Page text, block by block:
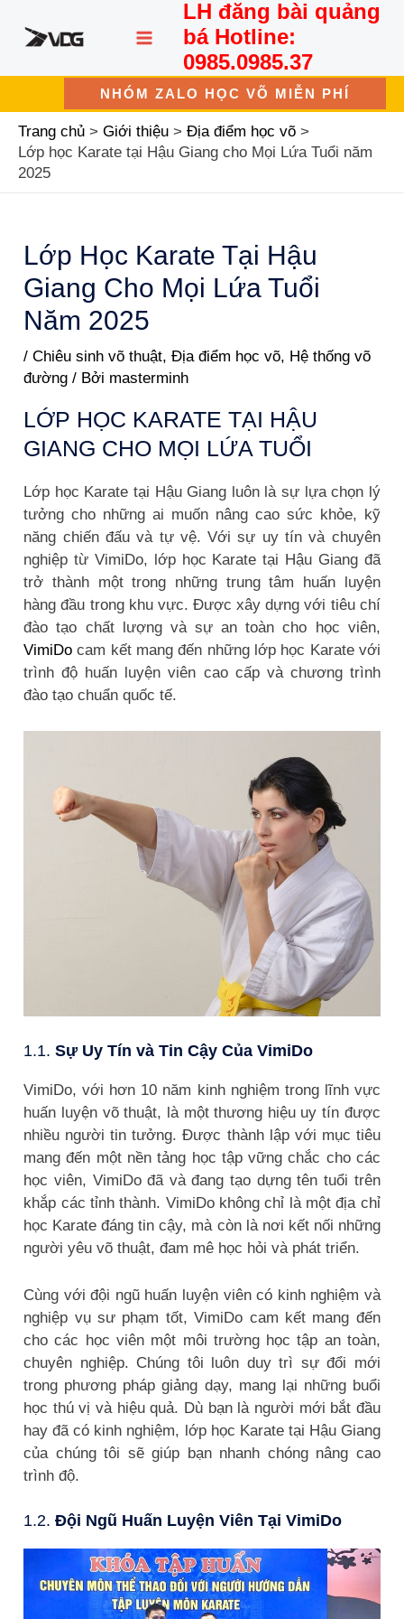
dung
MAIN
MENU
LH đăng bài quảng
bá Hotline:
0985.0985.37
NHÓM ZALO HỌC VÕ MIỄN PHÍ
Trang chủ Giới thiệu
Địa điểm học võ
Lớp học Karate tại Hậu Giang cho Mọi Lứa Tuổi năm
2025
Lớp Học Karate Tại Hậu
Giang Cho Mọi Lứa Tuổi
Năm 2025
/Chiêu sinh võ thuật,Địa điểm học võ, Hệ thống võ
đường / Bởi masterminh
LỚP HỌC KARATE TẠI HẬU
GIANG CHO MỌI LỨA TUỔI
Lớp học Karate tại Hậu Giang luôn là sự lựa chọn lý
tưởng cho những ai muốn nâng cao sức khỏe, kỹ
năng chiến đấu và tự vệ. Với sự uy tín và chuyên
nghiệp từ VimiDo, lớp học Karate tại Hậu Giang đã
trở thành một trong những trung tâm huấn luyện
hàng đầu trong khu vực. Được xây dựng với tiêu chí
đào tạo chất lượng và sự an toàn cho học viên,
VimiDo cam kết mang đến những lớp học Karate với
trình độ huấn luyện viên cao cấp và chương trình
đào tạo chuẩn quốc tế.
1.1.Sự Uy Tín và Tin Cậy Của VimiDo
VimiDo, với hơn 10 năm kinh nghiệm trong lĩnh vực
huấn luyện võ thuật, là một thương hiệu uy tín được
nhiều người tin tưởng. Được thành lập với mục tiêu
mang đến một nền tảng học tập vững chắc cho các
học viên, VimiDo đã và đang tạo dựng tên tuổi trên
khắp các tỉnh thành. VimiDo không chỉ là một địa chỉ
học Karate đáng tin cậy, mà còn là nơi kết nối những
người yêu võ thuật, đam mê học hỏi và phát triển.
Cùng với đội ngũ huấn luyện viên có kinh nghiệm và
nghiệp vụ sư phạm tốt, VimiDo cam kết mang đến
cho các học viên một môi trường học tập an toàn,
chuyên nghiệp. Chúng tôi luôn duy trì sự đổi mới
trong phương pháp giảng dạy, mang lại những buổi
học thú vị và hiệu quả. Dù bạn là người mới bắt đầu
hay đã có kinh nghiệm, lớp học Karate tại Hậu Giang
của chúng tôi sẽ giúp bạn nhanh chóng nâng cao
trình độ.
1.2.Đội Ngũ Huấn Luyện Viên Tại VimiDo